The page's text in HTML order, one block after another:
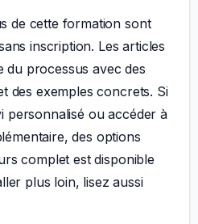
de cette formation sont
inscription. Les articles
du processus avec des
des exemples concrets. Si
personnalisé ou accéder à
des options
complet est disponible
plus loin, lisez aussi